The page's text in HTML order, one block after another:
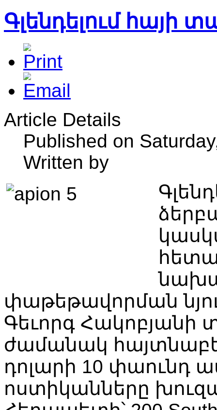
Գլենդելում հայի
Article Details
Published on
Written by
փաթեթավորման
Գեւորգ Հակոբյանի
ժամանակ
դոլարի 10 փաունդ
ոստիկանները